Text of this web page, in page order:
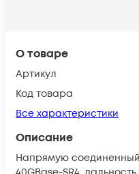
О товаре
Артикул
Код товара
Все характеристики
Описание
Напрямую соединенный